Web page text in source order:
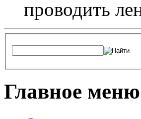
проводить
Главное меню